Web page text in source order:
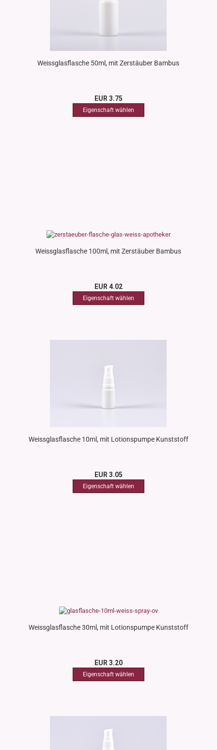
Weissglasflasche 50ml, mit Zerstäuber Bambus
EUR 3.75
Weissglasflasche 100ml, mit Zerstäuber Bambus
EUR 4.02
Weissglasflasche 10ml, mit Lotionspumpe Kunststoff
EUR 3.05
Weissglasflasche 30ml, mit Lotionspumpe Kunststoff
EUR 3.20